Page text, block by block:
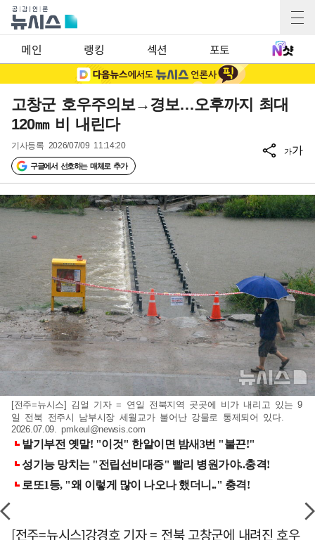
메인 랭킹 섹션 포토
고창군 호우주의보→경보…오후까지 최대
120㎜ 비 내린다
기사등록 2026/07/09 11:14:20
구글에서 선호하는 매체로 추가
가가
[전주=뉴시스] 김얼 기자 = 연일 전북지역 곳곳에 비가 내리고 있는 9
일 전북 전주시 남부시장 세월교가 불어난 강물로 통제되어 있다.
2026.07.09.pmkeul@newsis.com
[전주=뉴시스]강경호 기자 = 전북 고창군에 내려진 호우